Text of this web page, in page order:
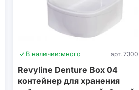
В наличии:много арт. 7300
Revyline Denture Box 04
контейнер для хранения